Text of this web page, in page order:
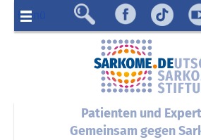
Menü
Patienten und
Gemeinsam gegen